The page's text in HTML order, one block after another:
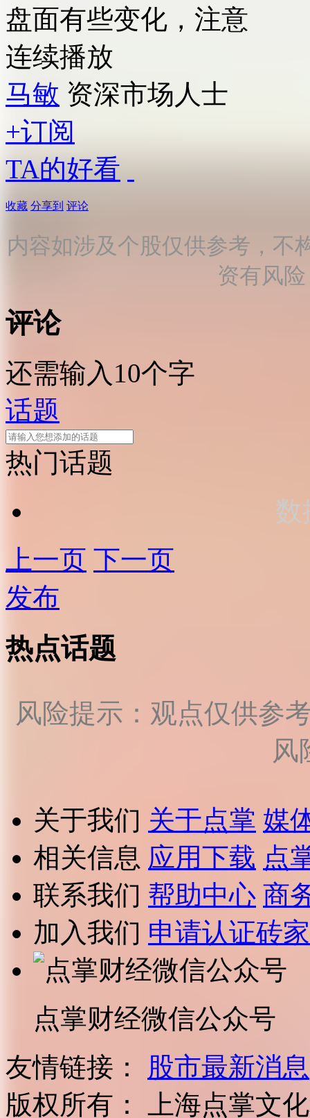
盘面有些变化，注意
连续播放
马敏 资深市场人士
+订阅
TA的好看
收藏 分享到 评论
内容如涉及个股仅供参考，不
资有风
评论
还需输入10个字
话题
热门话题
数
上一页 下一页
发布
热点话题
风险提示：观点仅供参
风
关于我们 关于点掌 媒
相关信息 应用下载 点
联系我们 帮助中心 商
加入我们 申请认证砖家
点掌财经微信公众号
友情链接：
股市最新消息
版权所有：
上海点掌文